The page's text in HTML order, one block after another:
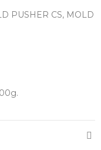
PUSHER CS, MOLD